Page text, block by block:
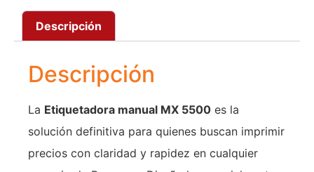
Descripción
Descripción
La Etiquetadora manual MX 5500 es la
solución definitiva para quienes buscan imprimir
precios con claridad y rapidez en cualquier